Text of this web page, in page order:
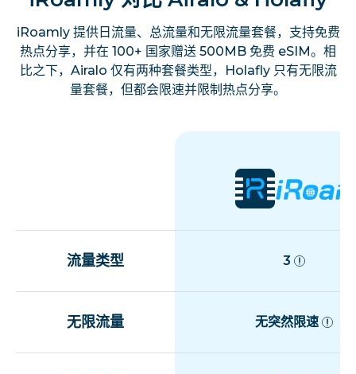
iRoamly 提供日流量、总流量和无限流量套餐，支持免费
热点分享，并在 100+ 国家赠送 500MB 免费 eSIM。相
比之下，Airalo 仅有两种套餐类型，Holafly 只有无限流
量套餐，但都会限速并限制热点分享。
流量类型 3
无限流量 无突然限速